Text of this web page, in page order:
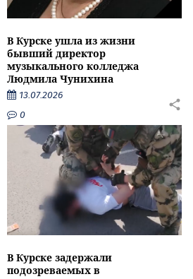
В Курске ушла из жизни
бывший директор
музыкального колледжа
Людмила Чунихина
13.07.2026
0
В Курске задержали
подозреваемых в